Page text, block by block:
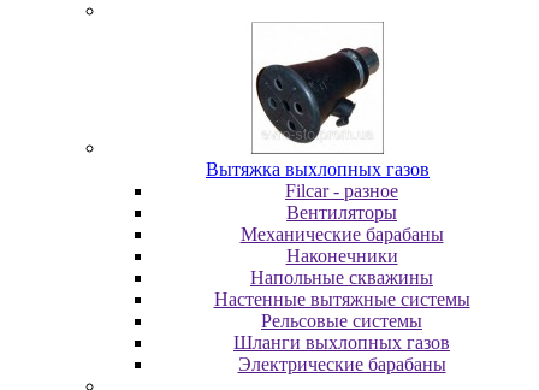
Вытяжка выхлопных газов
Filcar - разное
Вентиляторы
Механические барабаны
Наконечники
Напольные скважины
Настенные вытяжные системы
Рельсовые системы
Шланги выхлопных газов
Электрические барабаны